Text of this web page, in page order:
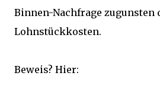
Binnen-Nachfrage zugunsten
Lohnstückkosten.
Beweis? Hier: